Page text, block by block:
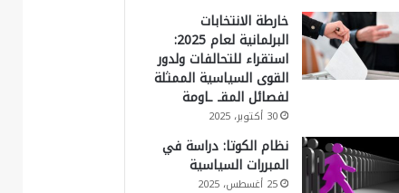
خارطة الانتخابات
البرلمانية لعام 2025:
استقراء للتحالفات ولدور
القوى السياسية الممثلة
لفصائل المقـ ـاومة
30 أكتوبر، 2025
نظام الكوتا: دراسة في
المبررات السياسية
25 أغسطس، 2025